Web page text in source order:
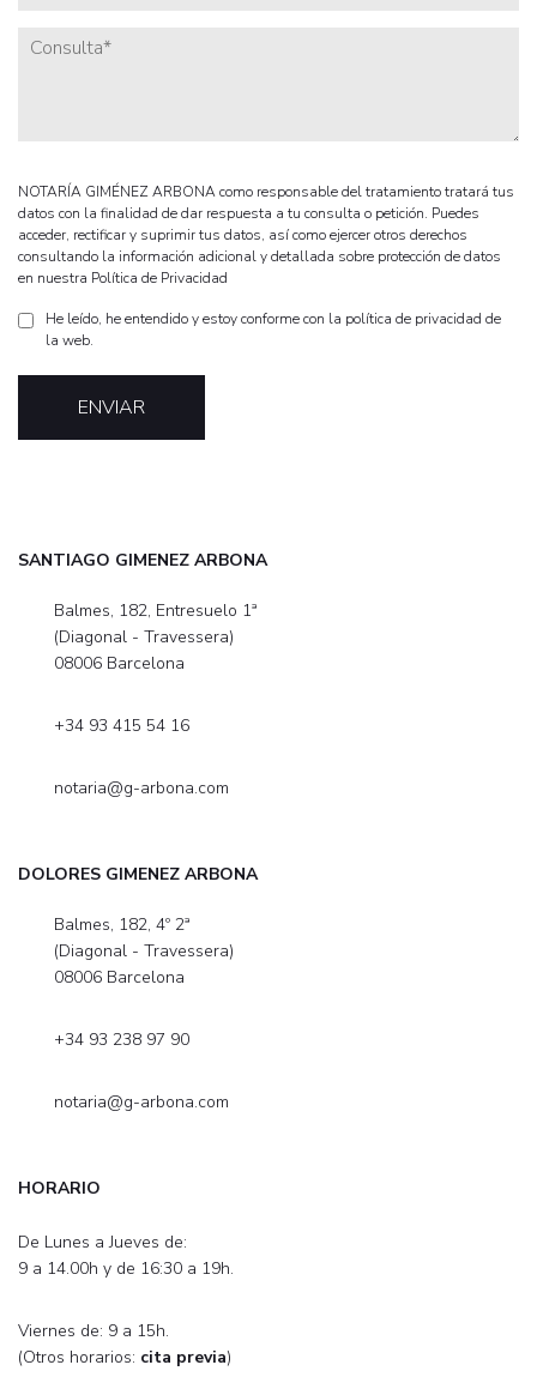
NOTARÍA GIMÉNEZ ARBONA como responsable del tratamiento tratará tus
datos con la finalidad de dar respuesta a tu consulta o petición. Puedes
acceder, rectificar y suprimir tus datos, así como ejercer otros derechos
consultando la información adicional y detallada sobre protección de datos
en nuestra Política de Privacidad
He leído, he entendido y estoy conforme con la política de privacidad de
la web.
SANTIAGO GIMENEZ ARBONA
Balmes, 182, Entresuelo 1ª
(Diagonal - Travessera)
08006 Barcelona
+34 93 415 54 16
notaria@g-arbona.com
DOLORES GIMENEZ ARBONA
Balmes, 182, 4º 2ª
(Diagonal - Travessera)
08006 Barcelona
+34 93 238 97 90
notaria@g-arbona.com
HORARIO
De Lunes a Jueves de:
9 a 14.00h y de 16:30 a 19h.
Viernes de: 9 a 15h.
(Otros horarios: cita previa)